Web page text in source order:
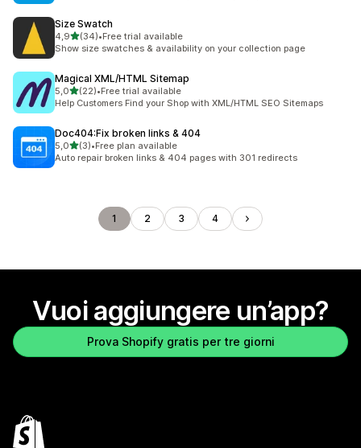
Size Swatch
4,9stelle su 5
(34)
34 recensioni totali
•Free trial available
Show size swatches & availability on your collection page
Magical XML/HTML Sitemap
5,0stelle su 5
(22)
22 recensioni totali
•Free trial available
Help Customers Find your Shop with XML/HTML SEO Sitemaps
Doc404:Fix broken links & 404
5,0stelle su 5
(3)
3 recensioni totali
•Free plan available
Auto repair broken links & 404 pages with 301 redirects
1 2 3 4
Vuoi aggiungere un’app?
Prova Shopify gratis per tre giorni